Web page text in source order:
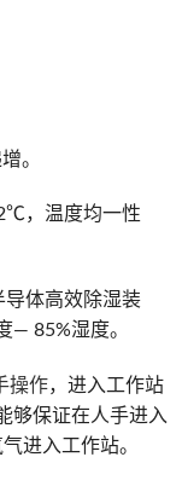
。
，温度均一性
导体高效除湿装
— 85%湿度。
操作，进入工作站
够保证在人手进入
进入工作站。